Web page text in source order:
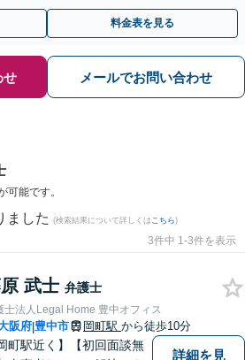
話・メール・WEB相談可】
料金表を見る
せ メールでお問い合わせ
可能です。
ました (検索結果について詳しくは こちら)
3件中 1-3件を表示
武士 弁護士
士法人Legal Home 豊中オフィス
阪府|豊中市 岡町駅 から徒歩10分
町駅近く】【初回面談無
詳細を見